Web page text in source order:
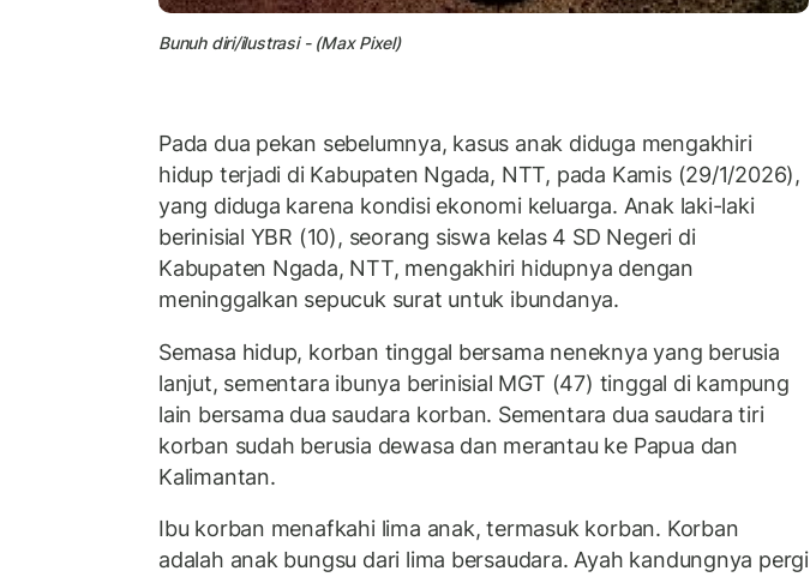
Bunuh diri/ilustrasi - (Max Pixel)
Pada dua pekan sebelumnya, kasus anak diduga mengakhiri
hidup terjadi di Kabupaten Ngada, NTT, pada Kamis (29/1/2026),
yang diduga karena kondisi ekonomi keluarga. Anak laki-laki
berinisial YBR (10), seorang siswa kelas 4 SD Negeri di
Kabupaten Ngada, NTT, mengakhiri hidupnya dengan
meninggalkan sepucuk surat untuk ibundanya.
Semasa hidup, korban tinggal bersama neneknya yang berusia
lanjut, sementara ibunya berinisial MGT (47) tinggal di kampung
lain bersama dua saudara korban. Sementara dua saudara tiri
korban sudah berusia dewasa dan merantau ke Papua dan
Kalimantan.
Ibu korban menafkahi lima anak, termasuk korban. Korban
adalah anak bungsu dari lima bersaudara. Ayah kandungnya pergi